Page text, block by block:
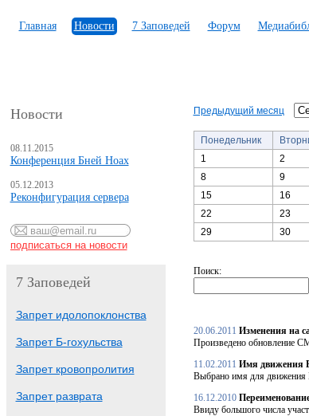
Главная Новости 7 Заповедей Форум
Новости
08.11.2015
Конференция Бней Ноах
05.12.2013
Реконфигурация сервера
7 Заповедей
Запрет идолопоклонства
Запрет Б-гохульства
Запрет кровопролития
Запрет разврата
Предыдущий месяц
Понедельник
1
2
8
9
15
16
22
23
29
30
Поиск:
20.06.2011 Изменения на
Произведено обновление
11.02.2011 Имя движения
Выбрано имя для движения
16.12.2010
Ввиду большого числа